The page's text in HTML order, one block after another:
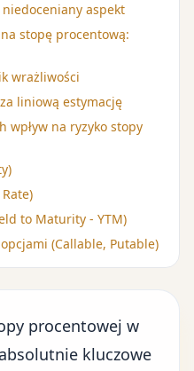
aspekt
stopę procentową:
wrażliwości
liniową estymację
wpływ na ryzyko stopy
to Maturity - YTM)
(Callable, Putable)
procentowej w
kluczowe